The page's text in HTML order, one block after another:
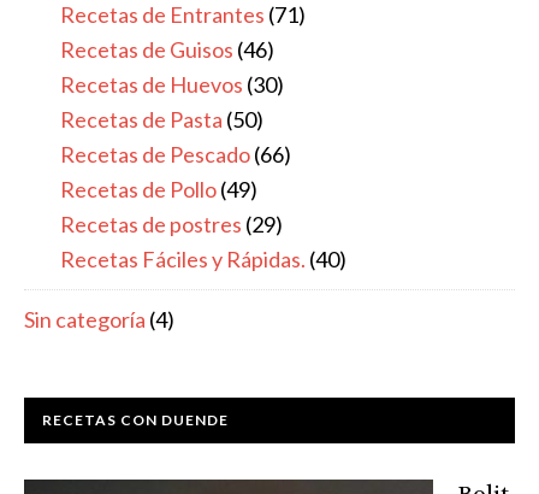
Recetas de Entrantes (71)
Recetas de Guisos (46)
Recetas de Huevos (30)
Recetas de Pasta (50)
Recetas de Pescado(66)
Recetas de Pollo(49)
Recetas de postres (29)
Recetas Fáciles y Rápidas. (40)
Sin categoría (4)
RECETAS CON DUENDE